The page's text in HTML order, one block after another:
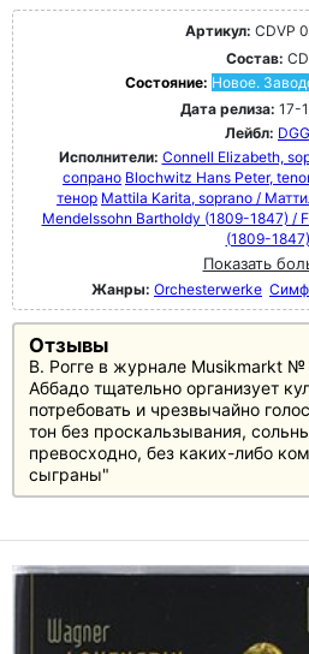
Артикул: CDVP
Состав: CD
Состояние: Новое.
Дата релиза: 17-
Лейбл: DGG
Исполнители: Connell Elizabeth,
сопрано Blochwitz Hans Peter,
тенор Mattila Karita, soprano /
Mendelssohn Bartholdy (1809-1847) /
(1809-1847)
Показать
Жанры: Orchesterwerke
Отзывы
В. Рогге в журнале Musikmarkt
Аббадо тщательно организует
потребовать и чрезвычайно
тон без проскальзывания,
превосходно, без каких-либо
сыграны"